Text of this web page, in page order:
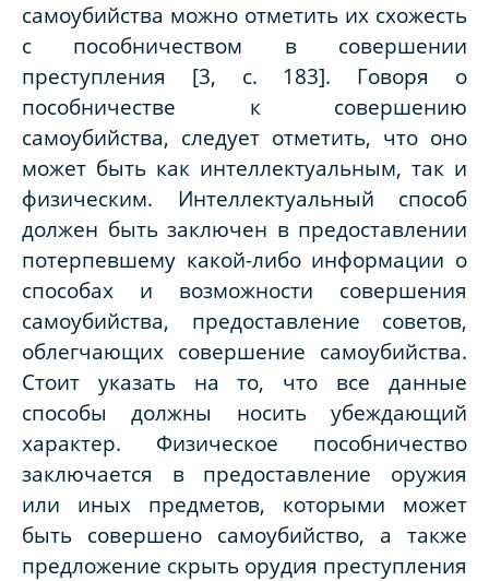
самоубийства можно отметить их схожесть
с пособничеством в совершении
преступления [3, c. 183]. Говоря о
пособничестве к совершению
самоубийства, следует отметить, что оно
может быть как интеллектуальным, так и
физическим. Интеллектуальный способ
должен быть заключен в предоставлении
потерпевшему какой-либо информации о
способах и возможности совершения
самоубийства, предоставление советов,
облегчающих совершение самоубийства.
Стоит указать на то, что все данные
способы должны носить убеждающий
характер. Физическое пособничество
заключается в предоставление оружия
или иных предметов, которыми может
быть совершено самоубийство, а также
предложение скрыть орудия преступления